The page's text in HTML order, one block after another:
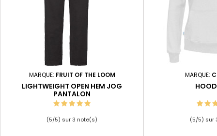
MARQUE: FRUIT OF THE LOOM
LIGHTWEIGHT OPEN HEM JOG
PANTALON
(5/5) sur3 note(s)
MARQUE:
(5/5) sur